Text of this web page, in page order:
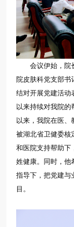
会议伊始，院
院皮肤科党支部
结对开展党建活动
以来持续对我院
以来，我院在医
被湖北省卫健委核
和医院支持帮助下
姓健康。同时，他
指导下，把党建与
目。